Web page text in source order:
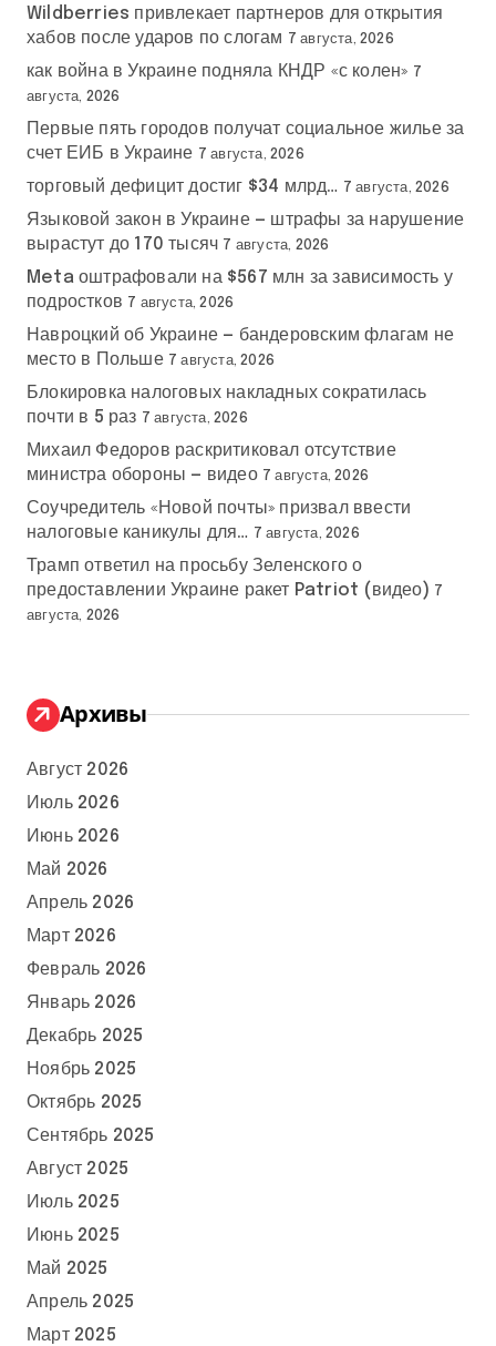
Wildberries привлекает партнеров для открытия
хабов после ударов по слогам 7 августа, 2026
как война в Украине подняла КНДР «с колен» 7
августа, 2026
Первые пять городов получат социальное жилье за
счет ЕИБ в Украине 7 августа, 2026
торговый дефицит достиг $34 млрд… 7 августа, 2026
Языковой закон в Украине — штрафы за нарушение
вырастут до 170 тысяч 7 августа, 2026
Meta оштрафовали на $567 млн за зависимость у
подростков 7 августа, 2026
Навроцкий об Украине — бандеровским флагам не
место в Польше 7 августа, 2026
Блокировка налоговых накладных сократилась
почти в 5 раз 7 августа, 2026
Михаил Федоров раскритиковал отсутствие
министра обороны — видео 7 августа, 2026
Соучредитель «Новой почты» призвал ввести
налоговые каникулы для… 7 августа, 2026
Трамп ответил на просьбу Зеленского о
предоставлении Украине ракет Patriot (видео) 7
августа, 2026
Архивы
Август 2026
Июль 2026
Июнь 2026
Май 2026
Апрель 2026
Март 2026
Февраль 2026
Январь 2026
Декабрь 2025
Ноябрь 2025
Октябрь 2025
Сентябрь 2025
Август 2025
Июль 2025
Июнь 2025
Май 2025
Апрель 2025
Март 2025